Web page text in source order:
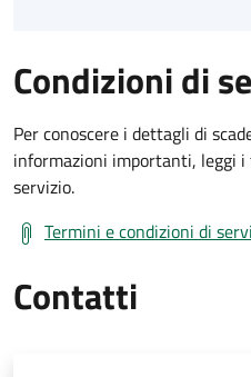
Condizioni di
Per conoscere i dettagli di
informazioni importanti, leggi
servizio.
Termini e condizioni di
Contatti